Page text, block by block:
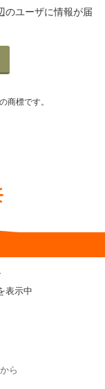
のユーザに情報が届
商標です。
表示中
ら